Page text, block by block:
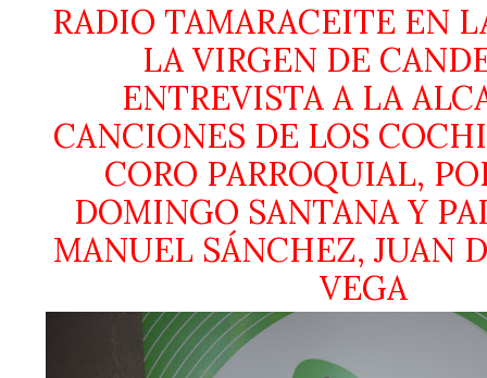
RADIO TAMARACEITE EN
LA VIRGEN DE
ENTREVISTA A LA
CANCIONES DE LOS
CORO PARROQUIAL,
DOMINGO SANTANA Y
MANUEL SÁNCHEZ, JUAN
VEGA